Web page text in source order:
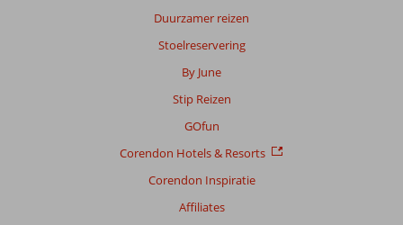
Duurzamer reizen
Stoelreservering
By June
Stip Reizen
GOfun
Corendon Hotels & Resorts
Corendon Inspiratie
Affiliates